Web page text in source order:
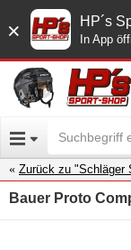
× HP´s
In App
Zurück zu "Schläger
Bauer Proto